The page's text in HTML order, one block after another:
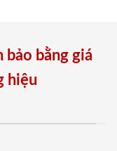
bằng giá
hiệu